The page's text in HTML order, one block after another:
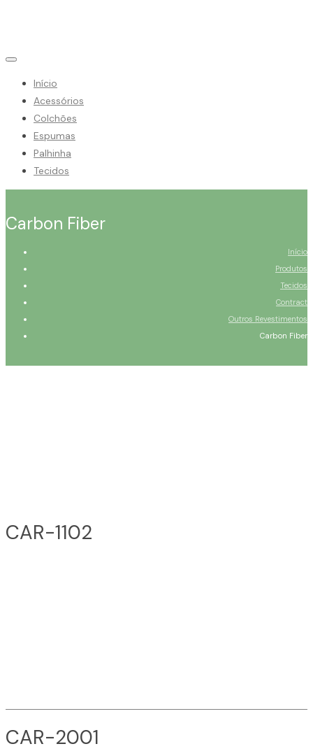
Início
Acessórios
Colchões
Espumas
Palhinha
Tecidos
Carbon Fiber
Início
Produtos
Tecidos
Contract
Outros Revestimentos
Carbon Fiber
CAR-1102
CAR-2001